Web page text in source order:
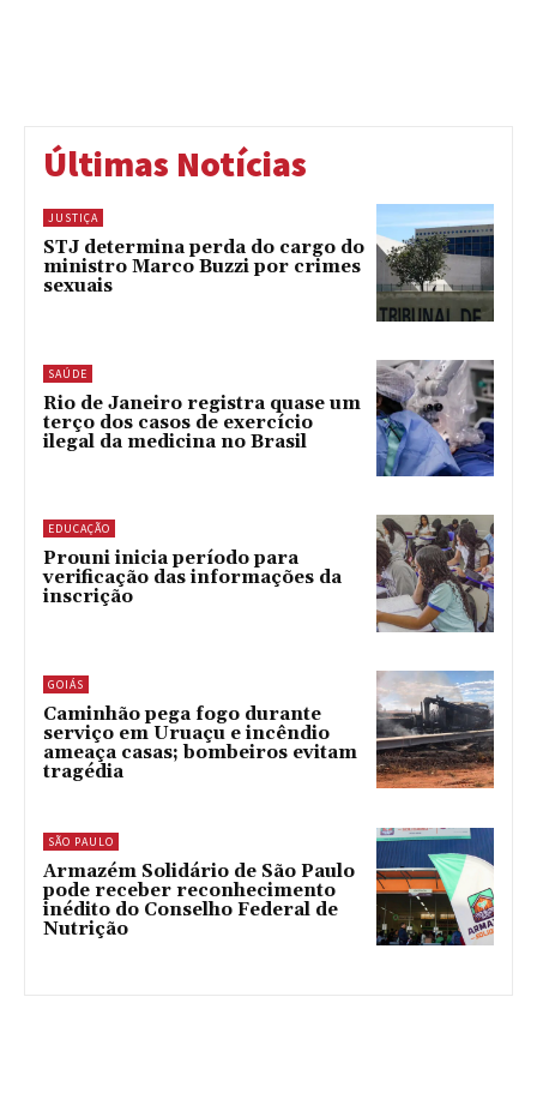
Últimas Notícias
JUSTIÇA
STJ determina perda do cargo do
ministro Marco Buzzi por crimes
sexuais
SAÚDE
Rio de Janeiro registra quase um
terço dos casos de exercício
ilegal da medicina no Brasil
EDUCAÇÃO
Prouni inicia período para
verificação das informações da
inscrição
GOIÁS
Caminhão pega fogo durante
serviço em Uruaçu e incêndio
ameaça casas; bombeiros evitam
tragédia
SÃO PAULO
Armazém Solidário de São Paulo
pode receber reconhecimento
inédito do Conselho Federal de
Nutrição